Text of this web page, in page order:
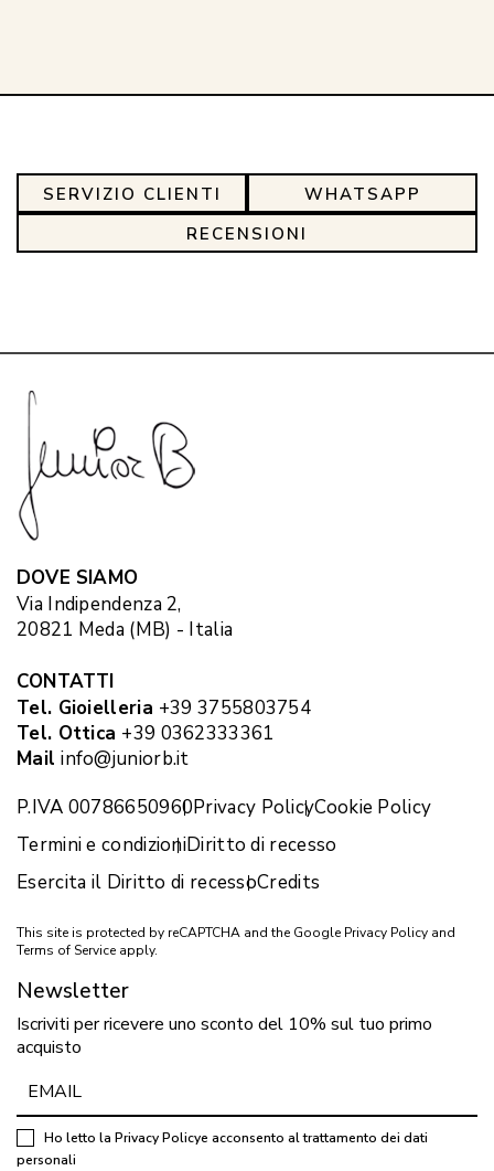
SERVIZIO CLIENTI
WHATSAPP
RECENSIONI
DOVE SIAMO
Via Indipendenza 2,
20821 Meda (MB) - Italia
CONTATTI
Tel. Gioielleria +39 3755803754
Tel. Ottica +39 0362333361
Mail info@juniorb.it
P.IVA 00786650960Privacy PolicyCookie Policy
Termini e condizioniDiritto di recesso
Esercita il Diritto di recessoCredits
This site is protected by reCAPTCHA and the Google Privacy Policy and
Terms of Service apply.
Newsletter
Iscriviti per ricevere uno sconto del 10% sul tuo primo
acquisto
Ho letto la Privacy Policye acconsento al trattamento dei dati
personali